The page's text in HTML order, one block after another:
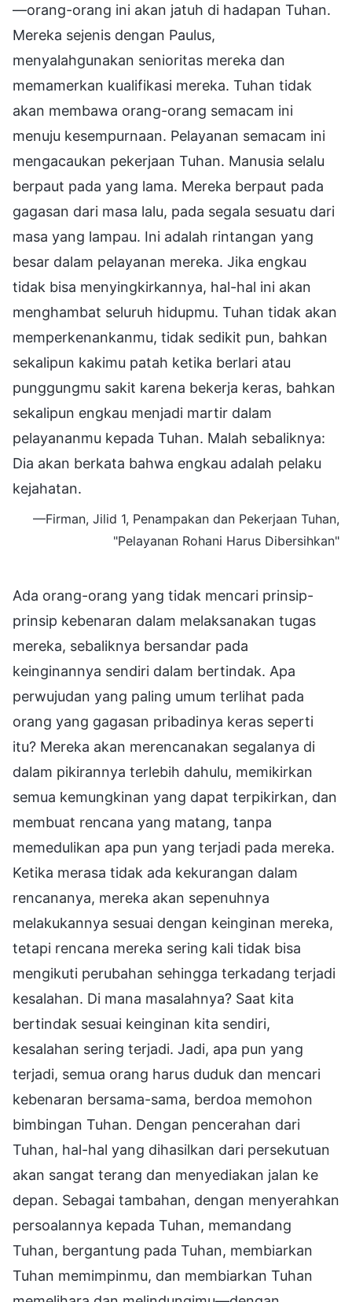
—orang-orang ini akan jatuh di hadapan Tuhan.
Mereka sejenis dengan Paulus,
menyalahgunakan senioritas mereka dan
memamerkan kualifikasi mereka. Tuhan tidak
akan membawa orang-orang semacam ini
menuju kesempurnaan. Pelayanan semacam ini
mengacaukan pekerjaan Tuhan. Manusia selalu
berpaut pada yang lama. Mereka berpaut pada
gagasan dari masa lalu, pada segala sesuatu dari
masa yang lampau. Ini adalah rintangan yang
besar dalam pelayanan mereka. Jika engkau
tidak bisa menyingkirkannya, hal-hal ini akan
menghambat seluruh hidupmu. Tuhan tidak akan
memperkenankanmu, tidak sedikit pun, bahkan
sekalipun kakimu patah ketika berlari atau
punggungmu sakit karena bekerja keras, bahkan
sekalipun engkau menjadi martir dalam
pelayananmu kepada Tuhan. Malah sebaliknya:
Dia akan berkata bahwa engkau adalah pelaku
kejahatan.
—Firman, Jilid 1, Penampakan dan Pekerjaan Tuhan,
"Pelayanan Rohani Harus Dibersihkan"
Ada orang-orang yang tidak mencari prinsip-
prinsip kebenaran dalam melaksanakan tugas
mereka, sebaliknya bersandar pada
keinginannya sendiri dalam bertindak. Apa
perwujudan yang paling umum terlihat pada
orang yang gagasan pribadinya keras seperti
itu? Mereka akan merencanakan segalanya di
dalam pikirannya terlebih dahulu, memikirkan
semua kemungkinan yang dapat terpikirkan, dan
membuat rencana yang matang, tanpa
memedulikan apa pun yang terjadi pada mereka.
Ketika merasa tidak ada kekurangan dalam
rencananya, mereka akan sepenuhnya
melakukannya sesuai dengan keinginan mereka,
tetapi rencana mereka sering kali tidak bisa
mengikuti perubahan sehingga terkadang terjadi
kesalahan. Di mana masalahnya? Saat kita
bertindak sesuai keinginan kita sendiri,
kesalahan sering terjadi. Jadi, apa pun yang
terjadi, semua orang harus duduk dan mencari
kebenaran bersama-sama, berdoa memohon
bimbingan Tuhan. Dengan pencerahan dari
Tuhan, hal-hal yang dihasilkan dari persekutuan
akan sangat terang dan menyediakan jalan ke
depan. Sebagai tambahan, dengan menyerahkan
persoalannya kepada Tuhan, memandang
Tuhan, bergantung pada Tuhan, membiarkan
Tuhan memimpinmu, dan membiarkan Tuhan